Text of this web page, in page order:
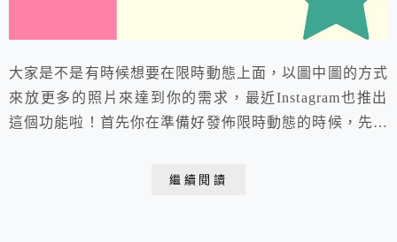
大家是不是有時候想要在限時動態上面，以圖中圖的方式
來放更多的照片來達到你的需求，最近Instagram也推出
這個功能啦！首先你在準備好發佈限時動態的時候，先按
繼續閱讀